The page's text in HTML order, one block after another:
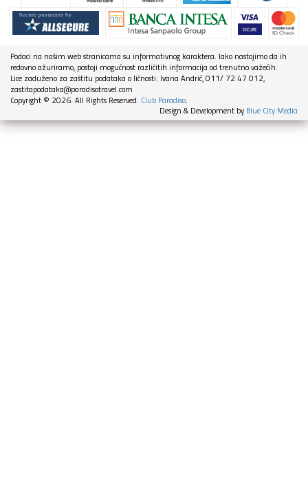
Podaci na našim web stranicama su informativnog karaktera. Iako nastojimo da ih
redovno ažuriramo, postoji mogućnost različitih informacija od trenutno važećih.
Lice zaduženo za zaštitu podataka o ličnosti: Ivana Andrić, 011/ 72 47 012,
zastitapodataka@paradisotravel.com
Copyright © 2026. All Rights Reserved. Club Paradiso.
Design & Development by Blue City Media